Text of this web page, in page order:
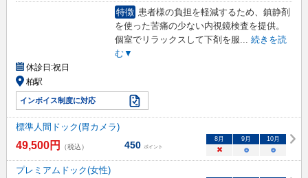
特徴 患者様の負担を軽減するため、鎮静剤
を使った苦痛の少ない内視鏡検査を提供。
個室でリラックスして下剤を服... 続きを読
む▼
休診日:祝日
柏駅
インボイス制度に対応
標準人間ドック(胃カメラ)
49,500円 （税込） 450 ポイント
8月 9月 10月
× ○ ○
プレミアムドック(女性)